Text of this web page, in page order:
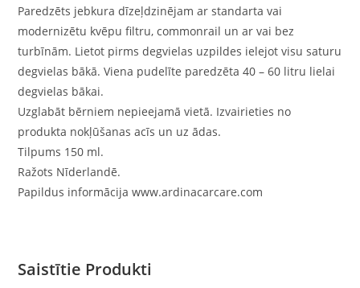
Paredzēts jebkura dīzeļdzinējam ar standarta vai
modernizētu kvēpu filtru, commonrail un ar vai bez
turbīnām. Lietot pirms degvielas uzpildes ielejot visu saturu
degvielas bākā. Viena pudelīte paredzēta 40 – 60 litru lielai
degvielas bākai.
Uzglabāt bērniem nepieejamā vietā. Izvairieties no
produkta nokļūšanas acīs un uz ādas.
Tilpums 150 ml.
Ražots Nīderlandē.
Papildus informācija www.ardinacarcare.com
Saistītie Produkti